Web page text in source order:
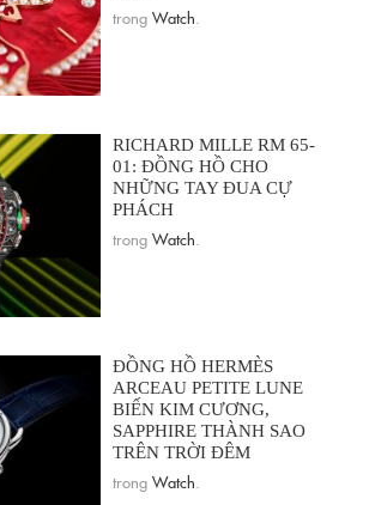
trong Watch
RICHARD MILLE RM 65-
01: ĐỒNG HỒ CHO
NHỮNG TAY ĐUA CỰ
PHÁCH
trong Watch
ĐỒNG HỒ HERMÈS
ARCEAU PETITE LUNE
BIẾN KIM CƯƠNG,
SAPPHIRE THÀNH SAO
TRÊN TRỜI ĐÊM
trong Watch